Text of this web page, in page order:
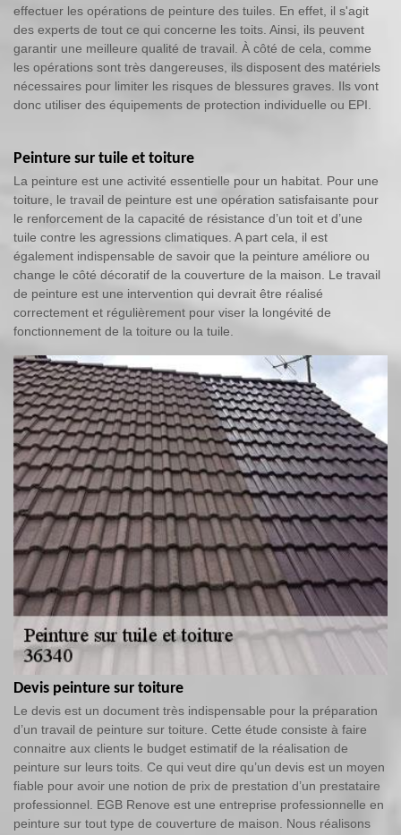
effectuer les opérations de peinture des tuiles. En effet, il s'agit
des experts de tout ce qui concerne les toits. Ainsi, ils peuvent
garantir une meilleure qualité de travail. À côté de cela, comme
les opérations sont très dangereuses, ils disposent des matériels
nécessaires pour limiter les risques de blessures graves. Ils vont
donc utiliser des équipements de protection individuelle ou EPI.
Peinture sur tuile et toiture
La peinture est une activité essentielle pour un habitat. Pour une
toiture, le travail de peinture est une opération satisfaisante pour
le renforcement de la capacité de résistance d’un toit et d’une
tuile contre les agressions climatiques. A part cela, il est
également indispensable de savoir que la peinture améliore ou
change le côté décoratif de la couverture de la maison. Le travail
de peinture est une intervention qui devrait être réalisé
correctement et régulièrement pour viser la longévité de
fonctionnement de la toiture ou la tuile.
Devis peinture sur toiture
Le devis est un document très indispensable pour la préparation
d’un travail de peinture sur toiture. Cette étude consiste à faire
connaitre aux clients le budget estimatif de la réalisation de
peinture sur leurs toits. Ce qui veut dire qu’un devis est un moyen
fiable pour avoir une notion de prix de prestation d’un prestataire
professionnel. EGB Renove est une entreprise professionnelle en
peinture sur tout type de couverture de maison. Nous réalisons